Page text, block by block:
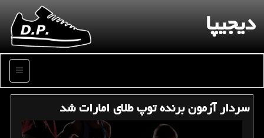
دیجیپا
منو
سردار آزمون برنده توپ طلای امارات شد